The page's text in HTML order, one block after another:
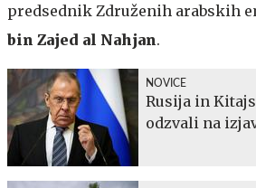
predsednik Združenih arabskih
bin Zajed al Nahjan.
NOVICE
Rusija in
odzvali na